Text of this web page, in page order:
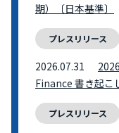
期）〔日本基準〕
プレスリリース
2026.07.31
Finance 書き起こ
プレスリリース